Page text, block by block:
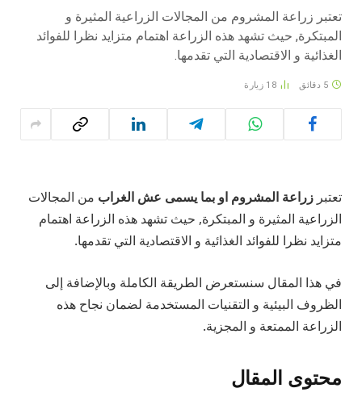
تعتبر زراعة المشروم من المجالات الزراعية المثيرة و
المبتكرة, حيث تشهد هذه الزراعة اهتمام متزايد نظرا للفوائد
الغذائية و الاقتصادية التي تقدمها.
5 دقائق 18 زيارة
تعتبر زراعة المشروم او بما يسمى عش الغراب من المجالات
الزراعية المثيرة و المبتكرة, حيث تشهد هذه الزراعة اهتمام
متزايد نظرا للفوائد الغذائية و الاقتصادية التي تقدمها.
في هذا المقال سنستعرض الطريقة الكاملة وبالإضافة إلى
الظروف البيئية و التقنيات المستخدمة لضمان نجاح هذه
الزراعة الممتعة و المجزية.
محتوى المقال